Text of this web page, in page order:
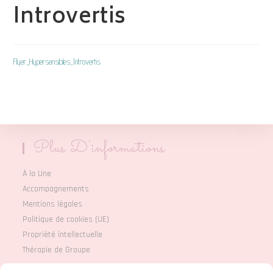
Introvertis
Flyer_Hypersensibles_Introvertis
Plus D’informations
À la Une
Accompagnements
Mentions légales
Politique de cookies (UE)
Propriété intellectuelle
Thérapie de Groupe